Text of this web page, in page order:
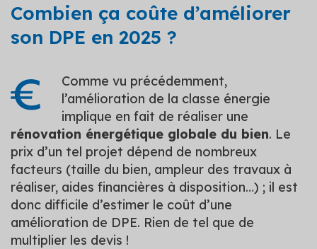
Combien ça coûte d’améliorer
son DPE en 2025 ?
Comme vu précédemment,
l’amélioration de la classe énergie
implique en fait de réaliser une
rénovation énergétique globale du bien. Le
prix d’un tel projet dépend de nombreux
facteurs (taille du bien, ampleur des travaux à
réaliser, aides financières à disposition…) ; il est
donc difficile d’estimer le coût d’une
amélioration de DPE. Rien de tel que de
multiplier les devis !